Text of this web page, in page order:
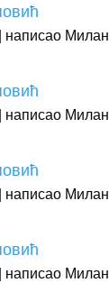
написао Милан
написао Милан
написао Милан
написао Милан